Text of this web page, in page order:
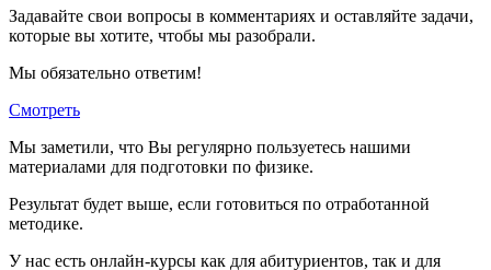
Задавайте свои вопросы в комментариях и оставляйте задачи,
которые вы хотите, чтобы мы разобрали.
Мы обязательно ответим!
Смотреть
Мы заметили, что Вы регулярно пользуетесь нашими
материалами для подготовки по физике.
Результат будет выше, если готовиться по отработанной
методике.
У нас есть онлайн-курсы как для абитуриентов, так и для